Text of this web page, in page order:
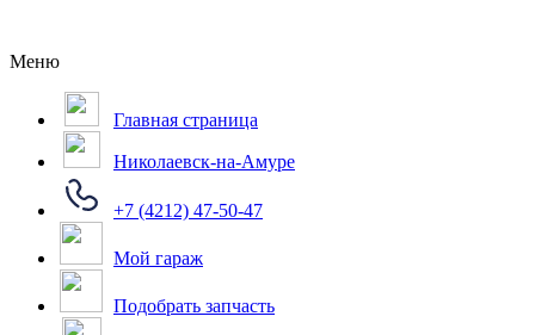
Меню
Главная страница
Николаевск-на-Амуре
+7 (4212) 47-50-47
Мой гараж
Подобрать запчасть